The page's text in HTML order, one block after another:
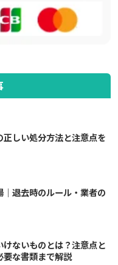
しい処分方法と注意点を
退去時のルール・業者の
ないものとは？注意点と
要な書類まで解説